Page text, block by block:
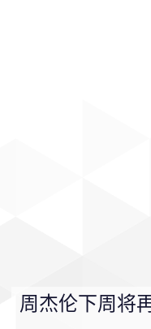
周杰伦下周将